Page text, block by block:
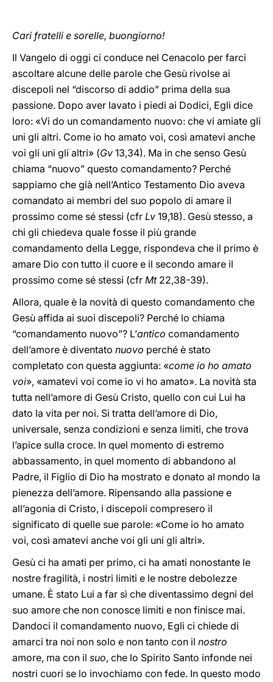
Cari fratelli e sorelle, buongiorno!
Il Vangelo di oggi ci conduce nel Cenacolo per farci
ascoltare alcune delle parole che Gesù rivolse ai
discepoli nel “discorso di addio” prima della sua
passione. Dopo aver lavato i piedi ai Dodici, Egli dice
loro: «Vi do un comandamento nuovo: che vi amiate gli
uni gli altri. Come io ho amato voi, così amatevi anche
voi gli uni gli altri» (Gv 13,34). Ma in che senso Gesù
chiama “nuovo” questo comandamento? Perché
sappiamo che già nell’Antico Testamento Dio aveva
comandato ai membri del suo popolo di amare il
prossimo come sé stessi (cfr Lv 19,18). Gesù stesso, a
chi gli chiedeva quale fosse il più grande
comandamento della Legge, rispondeva che il primo è
amare Dio con tutto il cuore e il secondo amare il
prossimo come sé stessi (cfr Mt22,38-39).
Allora, quale è la novità di questo comandamento che
Gesù affida ai suoi discepoli? Perché lo chiama
“comandamento nuovo”? L’antico comandamento
dell’amore è diventato nuovo perché è stato
completato con questa aggiunta: «come io ho amato
voi», «amatevi voi come io vi ho amato». La novità sta
tutta nell’amore di Gesù Cristo, quello con cui Lui ha
dato la vita per noi. Si tratta dell’amore di Dio,
universale, senza condizioni e senza limiti, che trova
l’apice sulla croce. In quel momento di estremo
abbassamento, in quel momento di abbandono al
Padre, il Figlio di Dio ha mostrato e donato al mondo la
pienezza dell’amore. Ripensando alla passione e
all’agonia di Cristo, i discepoli compresero il
significato di quelle sue parole: «Come io ho amato
voi, così amatevi anche voi gli uni gli altri».
Gesù ci ha amati per primo, ci ha amati nonostante le
nostre fragilità, i nostri limiti e le nostre debolezze
umane. È stato Lui a far sì che diventassimo degni del
suo amore che non conosce limiti e non finisce mai.
Dandoci il comandamento nuovo, Egli ci chiede di
amarci tra noi non solo e non tanto con il nostro
amore, ma con il suo, che lo Spirito Santo infonde nei
nostri cuori se lo invochiamo con fede. In questo modo